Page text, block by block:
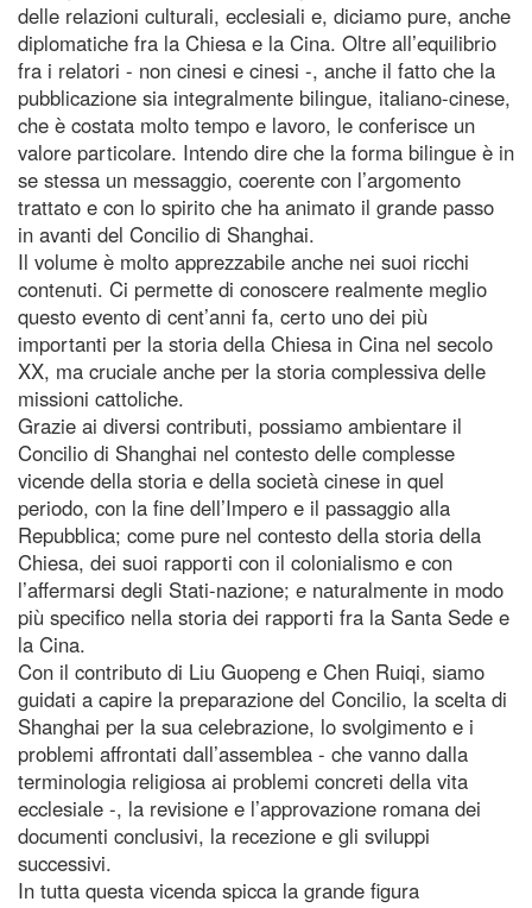
delle relazioni culturali, ecclesiali e, diciamo pure, anche
diplomatiche fra la Chiesa e la Cina. Oltre all’equilibrio
fra i relatori - non cinesi e cinesi -, anche il fatto che la
pubblicazione sia integralmente bilingue, italiano-cinese,
che è costata molto tempo e lavoro, le conferisce un
valore particolare. Intendo dire che la forma bilingue è in
se stessa un messaggio, coerente con l’argomento
trattato e con lo spirito che ha animato il grande passo
in avanti del Concilio di Shanghai.
Il volume è molto apprezzabile anche nei suoi ricchi
contenuti. Ci permette di conoscere realmente meglio
questo evento di cent’anni fa, certo uno dei più
importanti per la storia della Chiesa in Cina nel secolo
XX, ma cruciale anche per la storia complessiva delle
missioni cattoliche.
Grazie ai diversi contributi, possiamo ambientare il
Concilio di Shanghai nel contesto delle complesse
vicende della storia e della società cinese in quel
periodo, con la fine dell’Impero e il passaggio alla
Repubblica; come pure nel contesto della storia della
Chiesa, dei suoi rapporti con il colonialismo e con
l’affermarsi degli Stati-nazione; e naturalmente in modo
più specifico nella storia dei rapporti fra la Santa Sede e
la Cina.
Con il contributo di Liu Guopeng e Chen Ruiqi, siamo
guidati a capire la preparazione del Concilio, la scelta di
Shanghai per la sua celebrazione, lo svolgimento e i
problemi affrontati dall’assemblea - che vanno dalla
terminologia religiosa ai problemi concreti della vita
ecclesiale -, la revisione e l’approvazione romana dei
documenti conclusivi, la recezione e gli sviluppi
successivi.
In tutta questa vicenda spicca la grande figura